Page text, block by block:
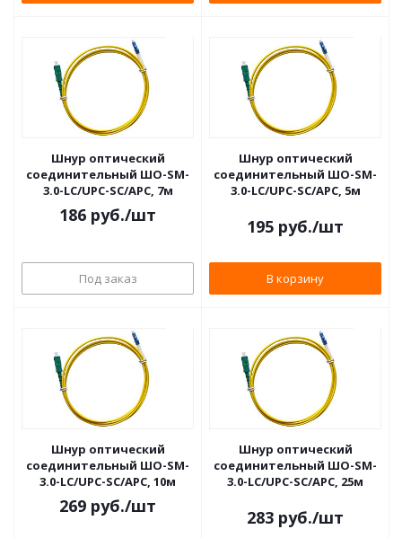
Шнур оптический
соединительный ШО-SM-
3.0-LC/UPC-SC/APC, 7м
186 руб./шт
Под заказ
Шнур оптический
соединительный ШО-SM-
3.0-LC/UPC-SC/APC, 5м
195 руб./шт
В корзину
Шнур оптический
соединительный ШО-SM-
3.0-LC/UPC-SC/APC, 10м
269 руб./шт
Шнур оптический
соединительный ШО-SM-
3.0-LC/UPC-SC/APC, 25м
283 руб./шт